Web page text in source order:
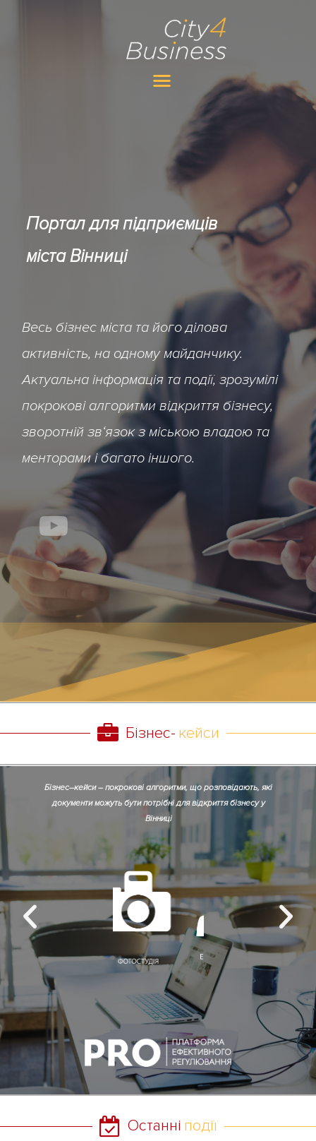
Портал для підприємців
міста Вінниці
Весь бізнес міста та його ділова
активність, на одному майданчику.
Актуальна інформація та події, зрозумілі
покрокові алгоритми відкриття бізнесу,
зворотній зв‘язок з міською владою та
менторами і багато іншого.
Бізнес- кейси
Бізнес–кейси – покрокові алгоритми, що розповідають, які
документи можуть бути потрібні для відкриття бізнесу у
Вінниці
Останні події